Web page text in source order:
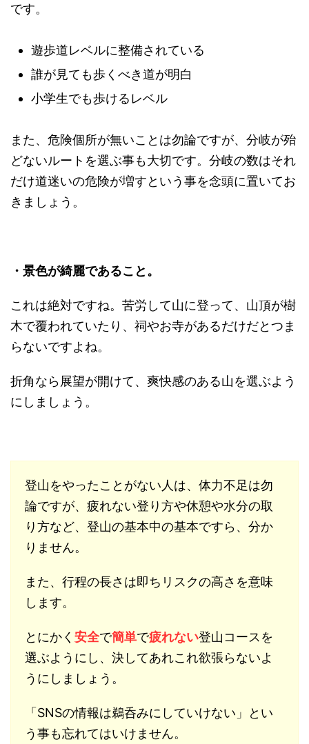
です。
遊歩道レベルに整備されている
誰が見ても歩くべき道が明白
小学生でも歩けるレベル
また、危険個所が無いことは勿論ですが、分岐が殆
どないルートを選ぶ事も大切です。分岐の数はそれ
だけ道迷いの危険が増すという事を念頭に置いてお
きましょう。
・景色が綺麗であること。
これは絶対ですね。苦労して山に登って、山頂が樹
木で覆われていたり、祠やお寺があるだけだとつま
らないですよね。
折角なら展望が開けて、爽快感のある山を選ぶよう
にしましょう。
登山をやったことがない人は、体力不足は勿
論ですが、疲れない登り方や休憩や水分の取
り方など、登山の基本中の基本ですら、分か
りません。
また、行程の長さは即ちリスクの高さを意味
します。
とにかく 安全で簡単で疲れない登山コースを
選ぶようにし、決してあれこれ欲張らないよ
うにしましょう。
「SNSの情報は鵜呑みにしていけない」とい
う事も忘れてはいけません。